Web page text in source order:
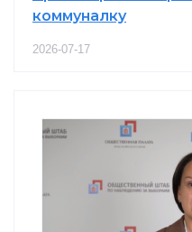
коммуналку
2026-07-17